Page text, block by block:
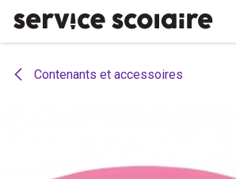
Contenants et accessoires